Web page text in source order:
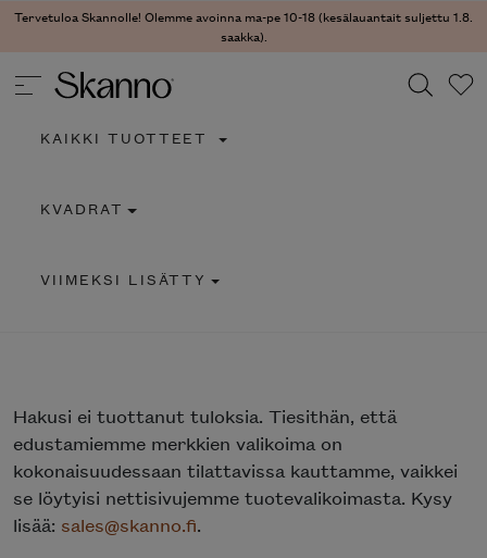
Tervetuloa Skannolle! Olemme avoinna ma-pe 10-18 (kesälauantait suljettu 1.8.
saakka).
Type 2 or more characters for results.
KAIKKI TUOTTEET
KVADRAT
VIIMEKSI LISÄTTY
Hakusi ei tuottanut tuloksia. Tiesithän, että
edustamiemme merkkien valikoima on
kokonaisuudessaan tilattavissa kauttamme, vaikkei
se löytyisi nettisivujemme tuotevalikoimasta. Kysy
lisää: sales@skanno.fi.